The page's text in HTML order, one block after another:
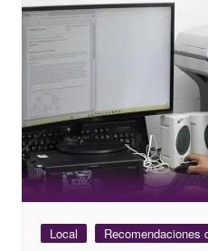
Local Recomendaciones